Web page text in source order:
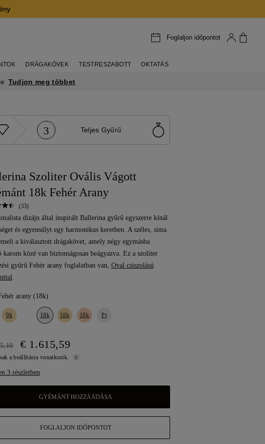
Foglaljon időpontot
DRÁGAKÖVEK TESTRESZABOTT OKTATÁS
Tudjon meg többet
3 Teljes Gyűrű
Szoliter Ovális Vágott
18k Fehér Arany
(33)
dizájn által inspirált Ballerina gyűrű egyszerre kínál
és egyensúlyt egy harmonikus keretben. A széles, sima
a kiválasztott drágakövet, amely négy egymásba
karom közé van biztonságosan beágyazva. Ez a szoliter
gyűrű Fehér arany foglalatban van, Oval csiszolású
.
arany (18k)
9k 18k 18k 18k Pt
€ 1.615,59
a beállításra vonatkozik.
3 részletben
GYÉMÁNT HOZZÁADÁSA
FOGLALJON IDŐPONTOT